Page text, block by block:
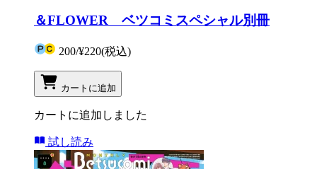
＆FLOWER ベツコミスペシャル別冊
200/¥220(税込)
カートに追加
カートに追加しました
試し読み